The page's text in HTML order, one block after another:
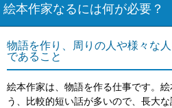
絵本作家なるには何が必要？
物語を作り、周りの人や様々な
であること
絵本作家は、物語を作る仕事です。
う、比較的短い話が多いので、長大